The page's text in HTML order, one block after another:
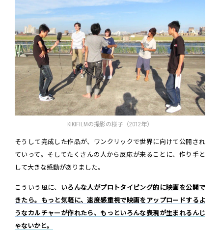
KIKIFILMの撮影の様子（2012年）
そうして完成した作品が、ワンクリックで世界に向けて公開され
ていって。そしてたくさんの人から反応が来ることに、作り手と
して大きな感動がありました。
こういう風に、 いろんな人がプロトタイピング的に映画を公開で
きたら。もっと気軽に、速度感重視で映画をアップロードするよ
うなカルチャーが作れたら、もっといろんな表現が生まれるんじ
ゃないかと。